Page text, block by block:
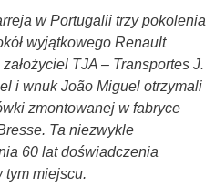
w Portugalii trzy pokolenia
wyjątkowego Renault
TJA – Transportes J.
i wnuk João Miguel otrzymali
zmontowanej w fabryce
Ta niezwykle
60 lat doświadczenia
tym miejscu.